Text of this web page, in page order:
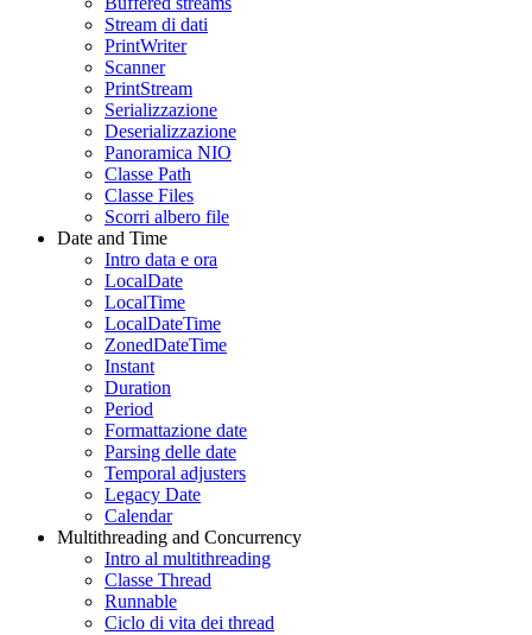
Stream di dati
PrintWriter
Scanner
PrintStream
Serializzazione
Deserializzazione
Panoramica NIO
Classe Path
Classe Files
Scorri albero file
Date and Time
Intro data e ora
LocalDate
LocalTime
LocalDateTime
ZonedDateTime
Instant
Duration
Period
Formattazione date
Parsing delle date
Temporal adjusters
Legacy Date
Calendar
Multithreading and Concurrency
Intro al multithreading
Classe Thread
Runnable
Ciclo di vita dei thread